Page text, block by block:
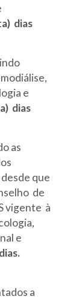
dias
e
dias
as
que
de
vigente à
e
a